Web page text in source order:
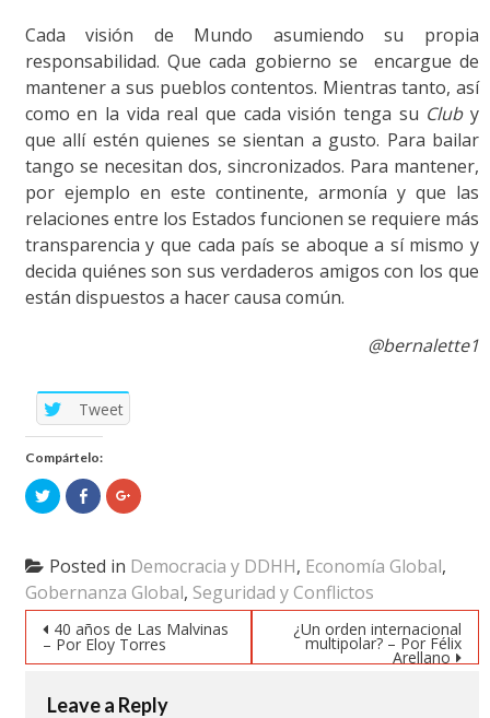
Cada visión de Mundo asumiendo su propia
responsabilidad. Que cada gobierno se encargue de
mantener a sus pueblos contentos. Mientras tanto, así
como en la vida real que cada visión tenga su Cluby
que allí estén quienes se sientan a gusto. Para bailar
tango se necesitan dos, sincronizados. Para mantener,
por ejemplo en este continente, armonía y que las
relaciones entre los Estados funcionen se requiere más
transparencia y que cada país se aboque a sí mismo y
decida quiénes son sus verdaderos amigos con los que
están dispuestos a hacer causa común.
@bernalette1
Tweet
Compártelo:
Click
to
share
(Opens
in
new
window)
Click
to
share
(Opens
in
new
window)
Click
to
(Opens
in
new
window)
Posted in Democracia y DDHH, Economía Global,
Gobernanza Global, Seguridad y Conflictos
Post navigation
40 años de Las Malvinas
– Por Eloy Torres
¿Un orden internacional
multipolar? – Por Félix
Arellano
Leave a Reply